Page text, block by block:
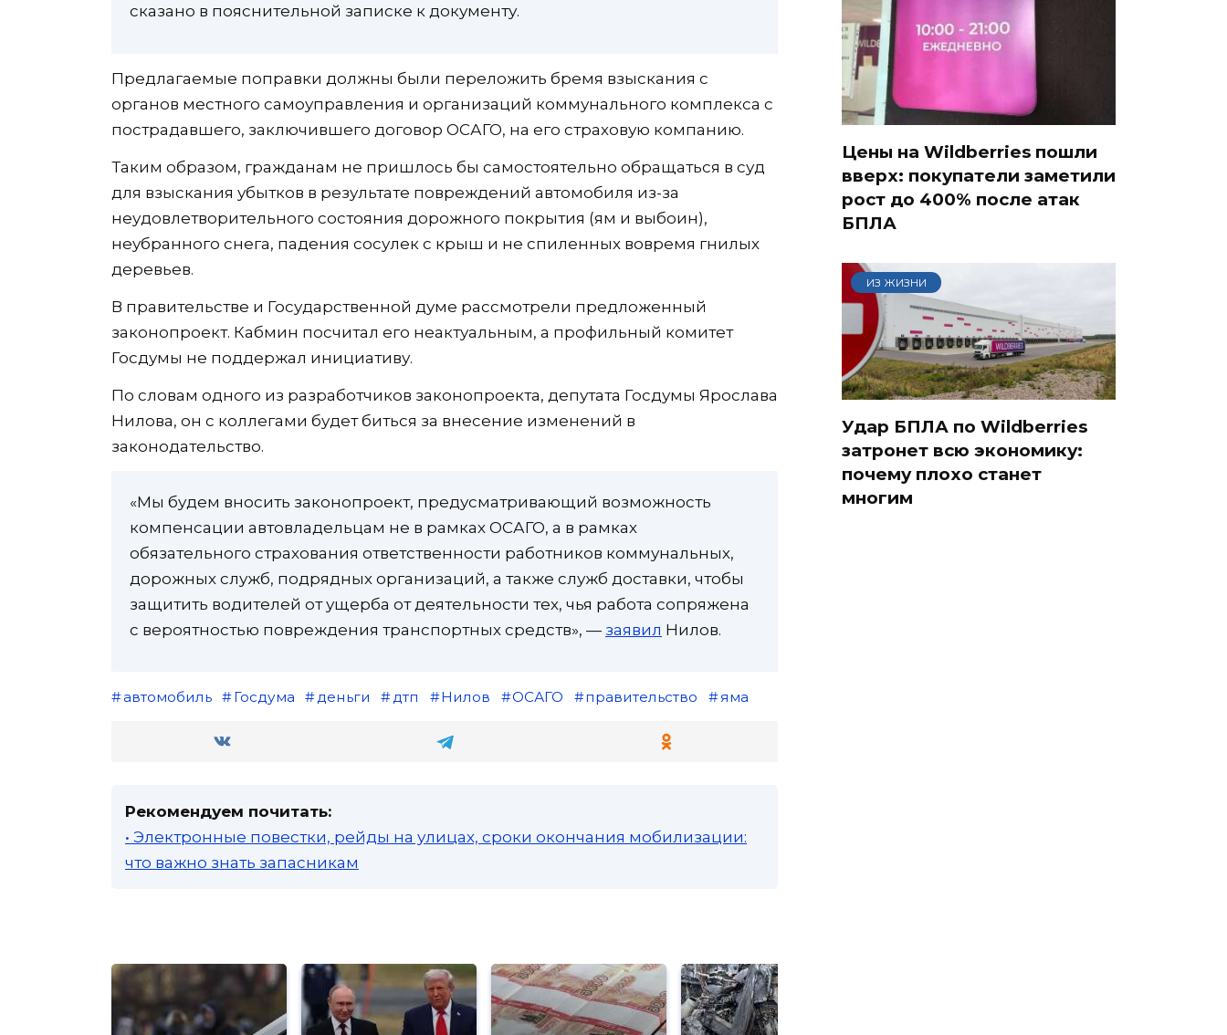
сказано в пояснительной записке к документу.
Предлагаемые поправки должны были переложить бремя взыскания с
органов местного самоуправления и организаций коммунального комплекса с
пострадавшего, заключившего договор ОСАГО, на его страховую компанию.
Таким образом, гражданам не пришлось бы самостоятельно обращаться в суд
для взыскания убытков в результате повреждений автомобиля из-за
неудовлетворительного состояния дорожного покрытия (ям и выбоин),
неубранного снега, падения сосулек с крыш и не спиленных вовремя гнилых
деревьев.
В правительстве и Государственной думе рассмотрели предложенный
законопроект. Кабмин посчитал его неактуальным, а профильный комитет
Госдумы не поддержал инициативу.
По словам одного из разработчиков законопроекта, депутата Госдумы Ярослава
Нилова, он с коллегами будет биться за внесение изменений в
законодательство.
«Мы будем вносить законопроект, предусматривающий возможность
компенсации автовладельцам не в рамках ОСАГО, а в рамках
обязательного страхования ответственности работников коммунальных,
дорожных служб, подрядных организаций, а также служб доставки, чтобы
защитить водителей от ущерба от деятельности тех, чья работа сопряжена
с вероятностью повреждения транспортных средств», — заявил Нилов.
автомобиль Госдума деньги дтп Нилов ОСАГО правительство яма
Рекомендуем почитать:
• Электронные повестки, рейды на улицах, сроки окончания мобилизации:
что важно знать запасникам
Цены на Wildberries пошли
вверх: покупатели заметили
рост до 400% после атак
БПЛА
ИЗ ЖИЗНИ
Удар БПЛА по Wildberries
затронет всю экономику:
почему плохо станет
многим